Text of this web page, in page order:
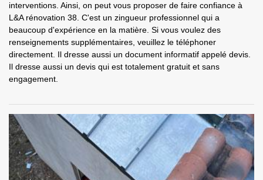
interventions. Ainsi, on peut vous proposer de faire confiance à
L&A rénovation 38. C'est un zingueur professionnel qui a
beaucoup d'expérience en la matière. Si vous voulez des
renseignements supplémentaires, veuillez le téléphoner
directement. Il dresse aussi un document informatif appelé devis.
Il dresse aussi un devis qui est totalement gratuit et sans
engagement.